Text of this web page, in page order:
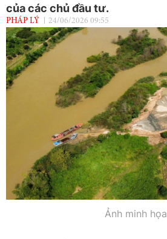
của các chủ đầu tư.
PHÁP LÝ 24/06/2026 09:55
Ảnh minh họa